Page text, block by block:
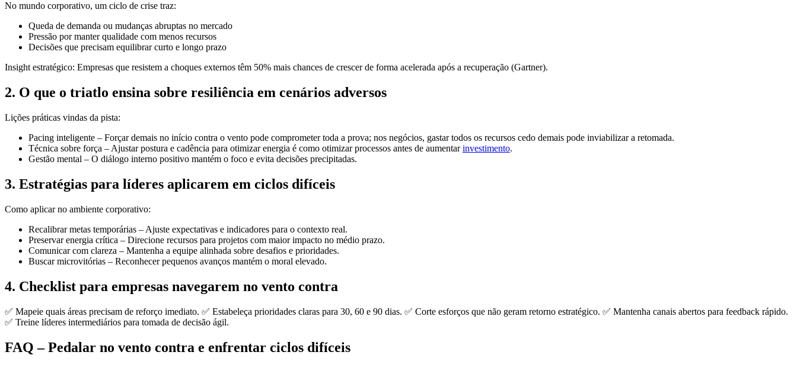
No mundo corporativo, um ciclo de crise traz:
Queda de demanda ou mudanças abruptas no mercado
Pressão por manter qualidade com menos recursos
Decisões que precisam equilibrar curto e longo prazo
Insight estratégico: Empresas que resistem a choques externos têm 50% mais chances de crescer de forma acelerada após a recuperação (Gartner).
2. O que o triatlo ensina sobre resiliência em cenários adversos
Lições práticas vindas da pista:
Pacing inteligente – Forçar demais no início contra o vento pode comprometer toda a prova; nos negócios, gastar todos os recursos cedo demais pode inviabilizar a retomada.
Técnica sobre força – Ajustar postura e cadência para otimizar energia é como otimizar processos antes de aumentarinvestimento.
Gestão mental – O diálogo interno positivo mantém o foco e evita decisões precipitadas.
3. Estratégias para líderes aplicarem em ciclos difíceis
Como aplicar no ambiente corporativo:
Recalibrar metas temporárias – Ajuste expectativas e indicadores para o contexto real.
Preservar energia crítica – Direcione recursos para projetos com maior impacto no médio prazo.
Comunicar com clareza – Mantenha a equipe alinhada sobre desafios e prioridades.
Buscar microvitórias – Reconhecer pequenos avanços mantém o moral elevado.
4. Checklist para empresas navegarem no vento contra
✅ Mapeie quais áreas precisam de reforço imediato. ✅ Estabeleça prioridades claras para 30, 60 e 90 dias. ✅ Corte esforços que não geram retorno estratégico. ✅ Mantenha canais abertos para feedback rápido.
✅ Treine líderes intermediários para tomada de decisão ágil.
FAQ – Pedalar no vento contra e enfrentar ciclos difíceis